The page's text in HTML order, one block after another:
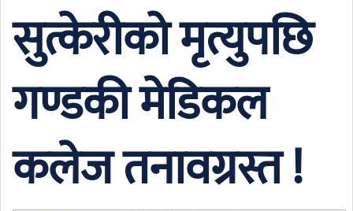
सुत्केरीको मृत्युपछि
गण्डकी मेडिकल
कलेज तनावग्रस्त !